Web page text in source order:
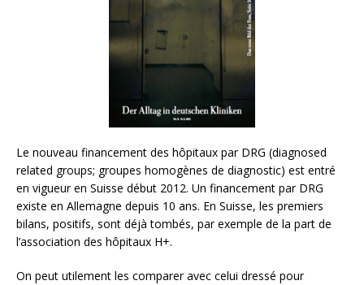
Le nouveau financement des hôpitaux par DRG (diagnosed
related groups; groupes homogènes de diagnostic) est entré
en vigueur en Suisse début 2012. Un financement par DRG
existe en Allemagne depuis 10 ans. En Suisse, les premiers
bilans, positifs, sont déjà tombés, par exemple de la part de
l’association des hôpitaux H+.
On peut utilement les comparer avec celui dressé pour